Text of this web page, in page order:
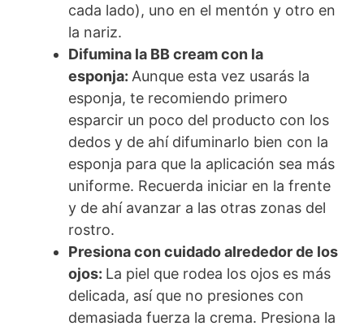
cada lado), uno en el mentón y otro en
la nariz.
Difumina la BB cream con la
esponja: Aunque esta vez usarás la
esponja, te recomiendo primero
esparcir un poco del producto con los
dedos y de ahí difuminarlo bien con la
esponja para que la aplicación sea más
uniforme. Recuerda iniciar en la frente
y de ahí avanzar a las otras zonas del
rostro.
Presiona con cuidado alrededor de los
ojos: La piel que rodea los ojos es más
delicada, así que no presiones con
demasiada fuerza la crema. Presiona la